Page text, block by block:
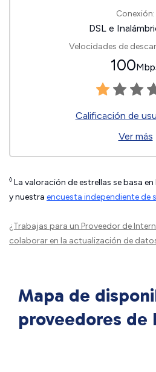
Conexión:
DSL e
Velocidades de
100
Calificación de
Ver más
◊ La valoración de estrellas se basa
y nuestra encuesta independiente de
¿Trabajas para un Proveedor de
colaborar en la actualización de
Mapa de
proveedores de